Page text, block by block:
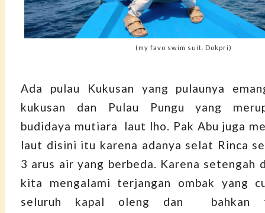
(my favo swim suit. Dokpri)
Ada pulau Kukusan yang pulaunya
kukusan dan Pulau Pungu yang
budidaya mutiara laut lho. Pak Abu juga
laut disini itu karena adanya selat Rinca
3 arus air yang berbeda. Karena setengah
kita mengalami terjangan ombak yang
seluruh kapal oleng dan bahkan